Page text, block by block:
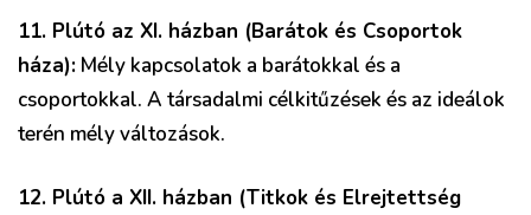
11. Plútó az XI. házban (Barátok és Csoportok
háza): Mély kapcsolatok a barátokkal és a
csoportokkal. A társadalmi célkitűzések és az ideálok
terén mély változások.
12. Plútó a XII. házban (Titkok és Elrejtettség